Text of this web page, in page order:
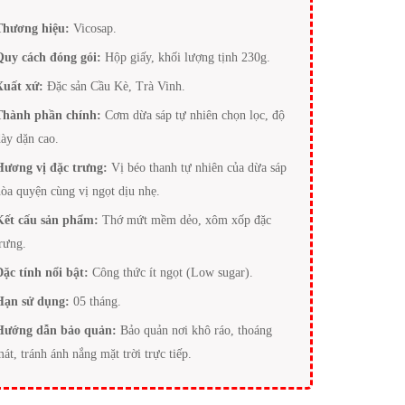
hiệu: Vicosap.
cách đóng gói: Hộp giấy, khối lượng tịnh 230g.
xứ: Đặc sản Cầu Kè, Trà Vinh.
phần chính: Cơm dừa sáp tự nhiên chọn lọc, độ
dặn cao.
vị đặc trưng: Vị béo thanh tự nhiên của dừa sáp
quyện cùng vị ngọt dịu nhẹ.
cấu sản phẩm: Thớ mứt mềm dẻo, xôm xốp đặc
tính nổi bật: Công thức ít ngọt (Low sugar).
sử dụng: 05 tháng.
dẫn bảo quản: Bảo quản nơi khô ráo, thoáng
tránh ánh nắng mặt trời trực tiếp.